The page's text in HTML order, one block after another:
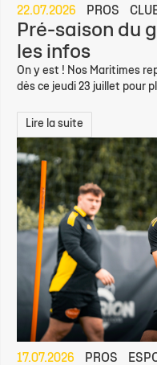
22.07.2026 PROS
Pré-saison du
les infos
On y est ! Nos Maritimes
dès ce jeudi 23 juillet pour
Lire la suite
17.07.2026 PROS